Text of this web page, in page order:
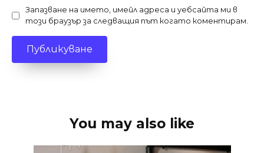
Запазване на името, имейл адреса и уебсайта ми в
този браузър за следващия път когато коментирам.
You may also like